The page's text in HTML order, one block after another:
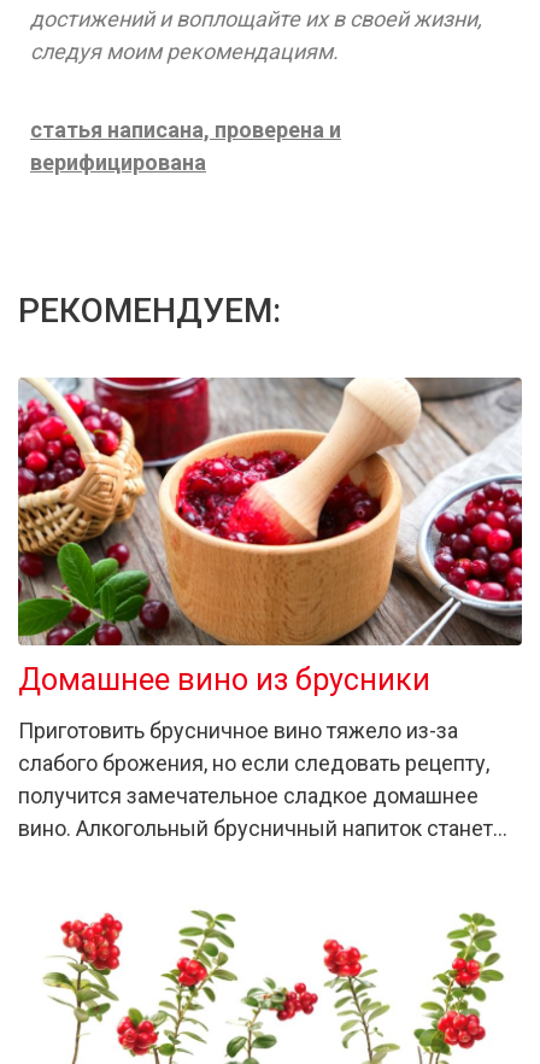
достижений и воплощайте их в своей жизни,
следуя моим рекомендациям.
статья написана, проверена и
верифицирована
РЕКОМЕНДУЕМ:
Домашнее вино из брусники
Приготовить брусничное вино тяжело из-за
слабого брожения, но если следовать рецепту,
получится замечательное сладкое домашнее
вино. Алкогольный брусничный напиток станет…